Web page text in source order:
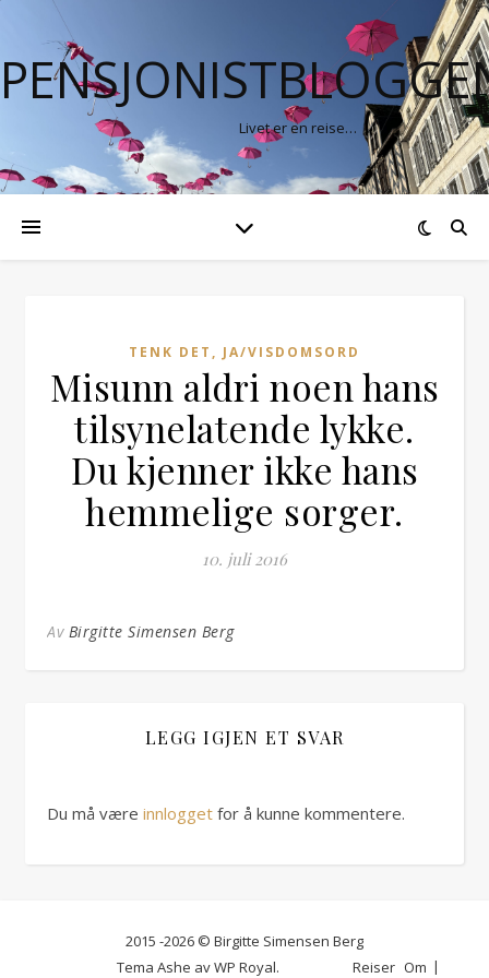
Livet er en reise…
TENK DET, JA/VISDOMSORD
Misunn aldri noen hans
tilsynelatende lykke.
Du kjenner ikke hans
hemmelige sorger.
10. juli 2016
Av Birgitte Simensen Berg
LEGG IGJEN ET SVAR
Du må være innlogget for å kunne kommentere.
2015 -2026 © Birgitte Simensen Berg
Reiser Om
Tema Ashe avWP Royal.